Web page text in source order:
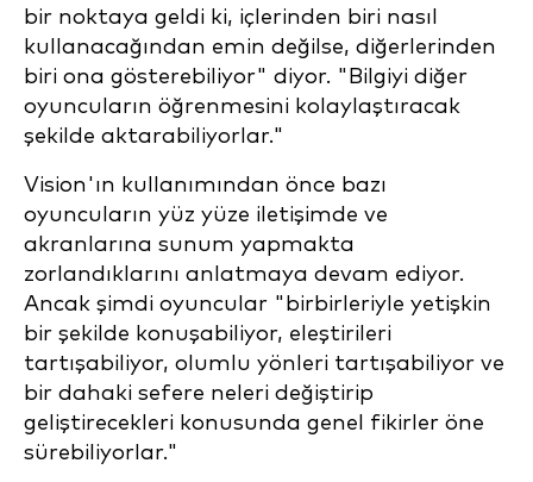
bir noktaya geldi ki, içlerinden biri nasıl
kullanacağından emin değilse, diğerlerinden
biri ona gösterebiliyor" diyor. "Bilgiyi diğer
oyuncuların öğrenmesini kolaylaştıracak
şekilde aktarabiliyorlar."
Vision'ın kullanımından önce bazı
oyuncuların yüz yüze iletişimde ve
akranlarına sunum yapmakta
zorlandıklarını anlatmaya devam ediyor.
Ancak şimdi oyuncular "birbirleriyle yetişkin
bir şekilde konuşabiliyor, eleştirileri
tartışabiliyor, olumlu yönleri tartışabiliyor ve
bir dahaki sefere neleri değiştirip
geliştirecekleri konusunda genel fikirler öne
sürebiliyorlar."